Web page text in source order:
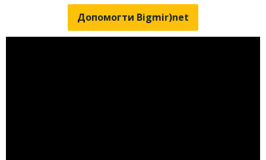
Допомогти Bigmir)net